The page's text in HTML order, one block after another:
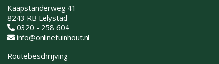
Kaapstanderweg 41
8243 RB Lelystad
0320 - 258 604
info@onlinetuinhout.nl
Routebeschrijving